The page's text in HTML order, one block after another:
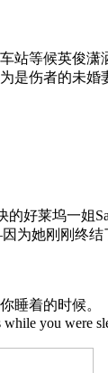
等候英俊潇
是伤者的
莱坞一姐
她刚刚终
着的时候。
you were